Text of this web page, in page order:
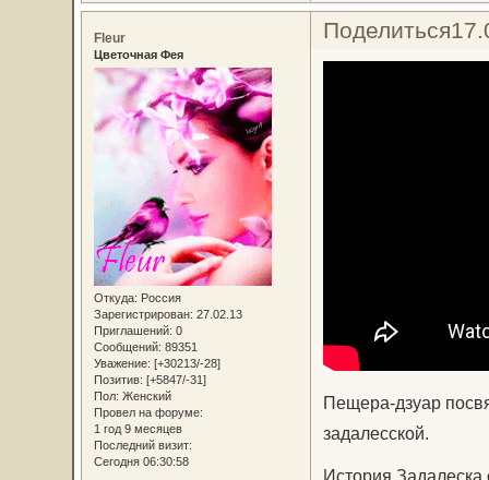
Поделиться
Fleur
Цветочная Фея
Откуда: Россия
Зарегистрирован: 27.02.13
Приглашений: 0
Сообщений: 89351
Уважение: [+30213/-28]
Позитив: [+5847/-31]
Пол: Женский
Провел на форуме:
1 год 9 месяцев
Последний визит:
Сегодня 06:30:58
Пещера-дзуар
задалесской.
История Задалеска